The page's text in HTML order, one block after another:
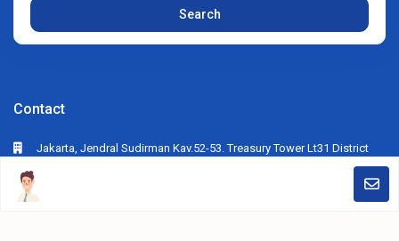
Search
Contact
Jakarta, Jendral Sudirman Kav.52-53. Treasury Tower Lt31 District
SCBD Lot28. Jakarta Selatan
+62812-6286-7878